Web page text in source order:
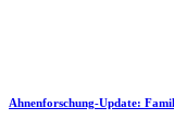
Ahnenforschung-Update: